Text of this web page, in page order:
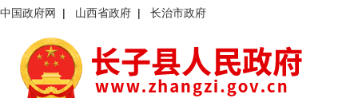
中国政府网 | 山西省政府 | 长治市政府